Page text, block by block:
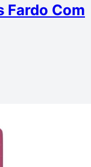
Fardo Com